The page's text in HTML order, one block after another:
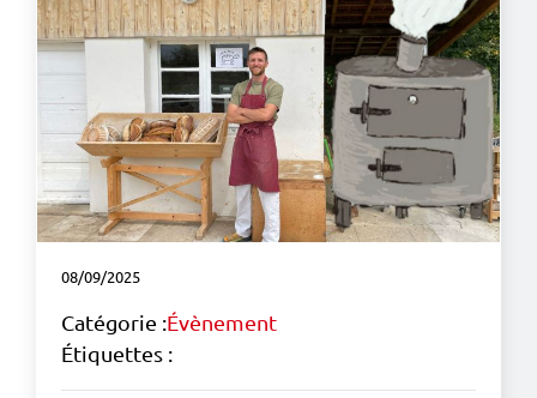
08/09/2025
Catégorie :Évènement
Étiquettes :